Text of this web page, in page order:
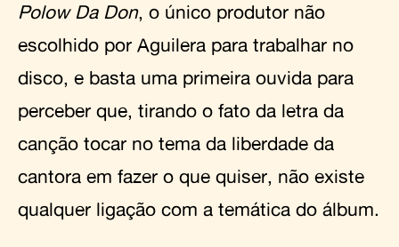
Polow Da Don, o único produtor não
escolhido por Aguilera para trabalhar no
disco, e basta uma primeira ouvida para
perceber que, tirando o fato da letra da
canção tocar no tema da liberdade da
cantora em fazer o que quiser, não existe
qualquer ligação com a temática do álbum.